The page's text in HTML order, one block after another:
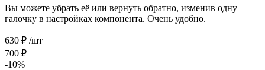
Вы можете убрать её или вернуть обратно, изменив одну
галочку в настройках компонента. Очень удобно.
630 ₽ /шт
700 ₽
-10%